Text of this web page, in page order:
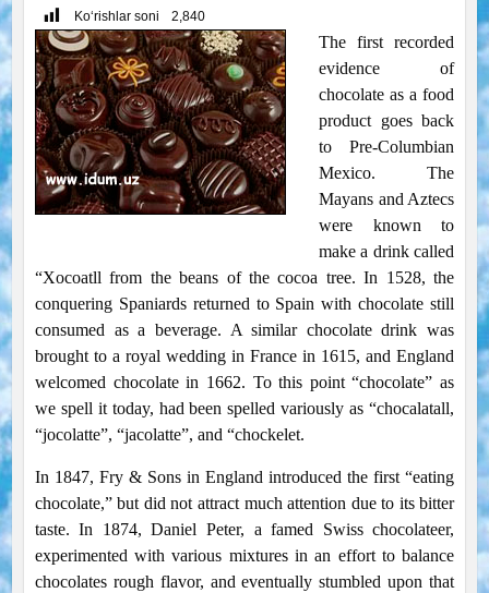
Ko‘rishlar soni 2,840
The first recorded
evidence of
chocolate as a food
product goes back
to Pre-Columbian
Mexico. The
Mayans and Aztecs
were known to
make a drink called
“Xocoatll from the beans of the cocoa tree. In 1528, the
conquering Spaniards returned to Spain with chocolate still
consumed as a beverage. A similar chocolate drink was
brought to a royal wedding in France in 1615, and England
welcomed chocolate in 1662. To this point “chocolate” as
we spell it today, had been spelled variously as “chocalatall,
“jocolatte”, “jacolatte”, and “chockelet.
In 1847, Fry & Sons in England introduced the first “eating
chocolate,” but did not attract much attention due to its bitter
taste. In 1874, Daniel Peter, a famed Swiss chocolateer,
experimented with various mixtures in an effort to balance
chocolates rough flavor, and eventually stumbled upon that